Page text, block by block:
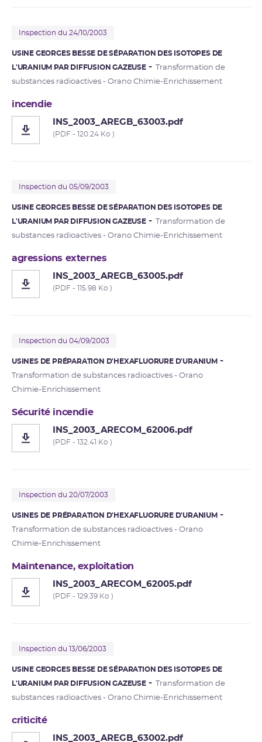
Inspection du 24/10/2003
USINE GEORGES BESSE DE SÉPARATION DES ISOTOPES DE
L'URANIUM PAR DIFFUSION GAZEUSE
Transformation de
substances radioactives - Orano Chimie-Enrichissement
incendie
INS_2003_AREGB_63003.pdf
(PDF - 120.24 Ko )
Inspection du 05/09/2003
USINE GEORGES BESSE DE SÉPARATION DES ISOTOPES DE
L'URANIUM PAR DIFFUSION GAZEUSE
Transformation de
substances radioactives - Orano Chimie-Enrichissement
agressions externes
INS_2003_AREGB_63005.pdf
(PDF - 115.98 Ko )
Inspection du 04/09/2003
USINES DE PRÉPARATION D'HEXAFLUORURE D'URANIUM
Transformation de substances radioactives - Orano
Chimie-Enrichissement
Sécurité incendie
INS_2003_ARECOM_62006.pdf
(PDF - 132.41 Ko )
Inspection du 20/07/2003
USINES DE PRÉPARATION D'HEXAFLUORURE D'URANIUM
Transformation de substances radioactives - Orano
Chimie-Enrichissement
Maintenance, exploitation
INS_2003_ARECOM_62005.pdf
(PDF - 129.39 Ko )
Inspection du 13/06/2003
USINE GEORGES BESSE DE SÉPARATION DES ISOTOPES DE
L'URANIUM PAR DIFFUSION GAZEUSE
Transformation de
substances radioactives - Orano Chimie-Enrichissement
criticité
INS_2003_AREGB_63002.pdf